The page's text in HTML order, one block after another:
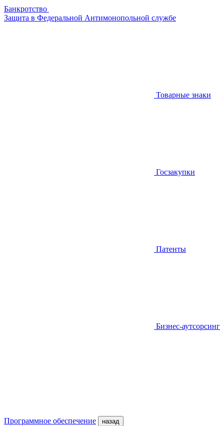
Банкротство
Защита в Федеральной Антимонопольной службе
Товарные знаки
Госзакупки
Патенты
Бизнес-аутсорсинг
Программное обеспечение назад